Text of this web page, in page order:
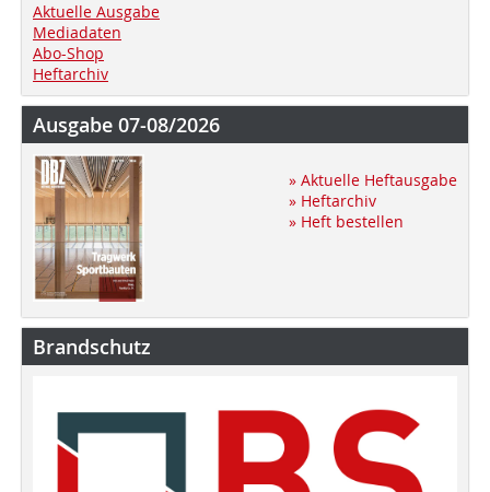
Aktuelle Ausgabe
Mediadaten
Abo-Shop
Heftarchiv
Ausgabe 07-08/2026
» Aktuelle Heftausgabe
» Heftarchiv
» Heft bestellen
Brandschutz